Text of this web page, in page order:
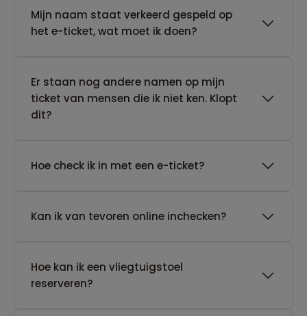
Mijn naam staat verkeerd gespeld op
het e-ticket, wat moet ik doen?
Er staan nog andere namen op mijn
ticket van mensen die ik niet ken. Klopt
dit?
Hoe check ik in met een e-ticket?
Kan ik van tevoren online inchecken?
Hoe kan ik een vliegtuigstoel
reserveren?